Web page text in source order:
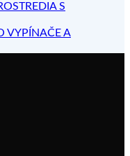
S
VYPÍNAČE A